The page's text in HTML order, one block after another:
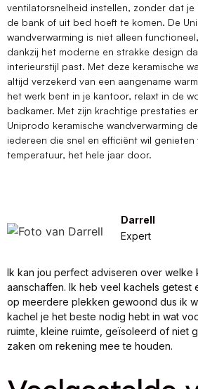
ventilatorsnelheid instellen, zonder dat
de bank of uit bed hoeft te komen. De
wandverwarming is niet alleen
dankzij het moderne en strakke design
interieurstijl past. Met deze keramische
altijd verzekerd van een aangename
het werk bent in je kantoor, relaxt in de
badkamer. Met zijn krachtige prestaties
Uniprodo keramische wandverwarming
iedereen die snel en efficiënt wil
temperatuur, het hele jaar door.
Darrell
Expert
Ik kan jou perfect adviseren over welke
aanschaffen. Ik heb veel kachels getest
op meerdere plekken gewoond dus ik
kachel je het beste nodig hebt in wat
ruimte, kleine ruimte, geïsoleerd of niet
zaken om rekening mee te houden.